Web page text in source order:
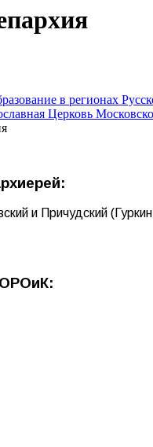
в регионах
Церковь
и Причудский